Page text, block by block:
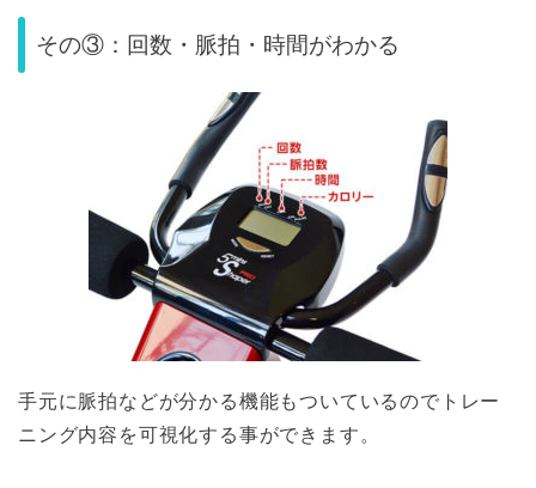
その③：回数・脈拍・時間がわかる
手元に脈拍などが分かる機能もついているのでトレー
ニング内容を可視化する事ができます。